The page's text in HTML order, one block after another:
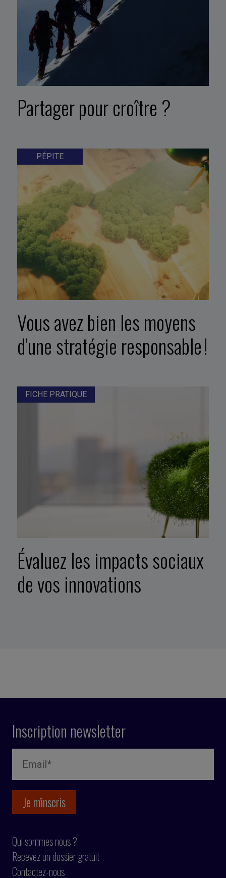
Partager pour croître ?
PÉPITE
Vous avez bien les moyens
d’une stratégie responsable !
FICHE PRATIQUE
Évaluez les impacts sociaux
de vos innovations
Inscription newsletter
Qui sommes nous ?
Recevez un dossier gratuit
Contactez-nous